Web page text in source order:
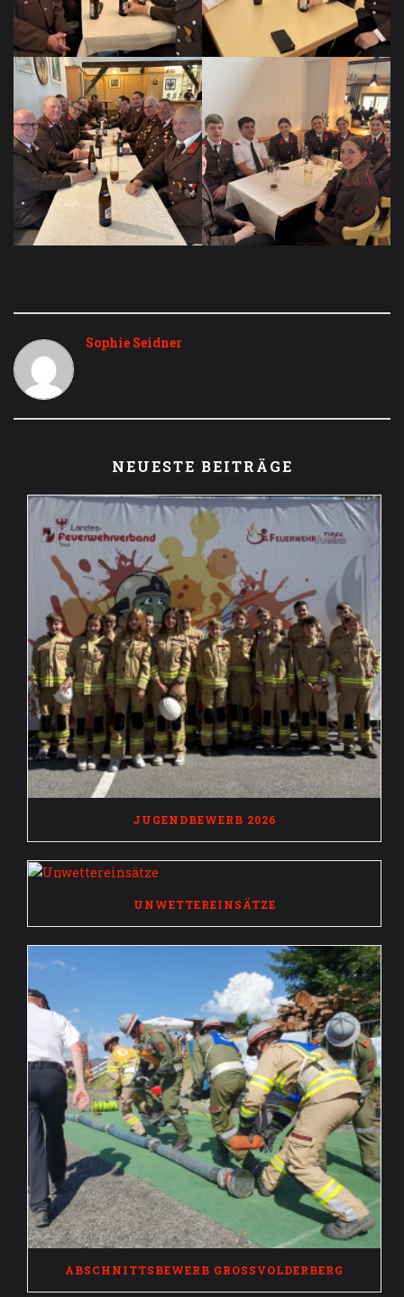
Sophie Seidner
NEUESTE BEITRÄGE
JUGENDBEWERB 2026
UNWETTEREINSÄTZE
ABSCHNITTSBEWERB GROSSVOLDERBERG